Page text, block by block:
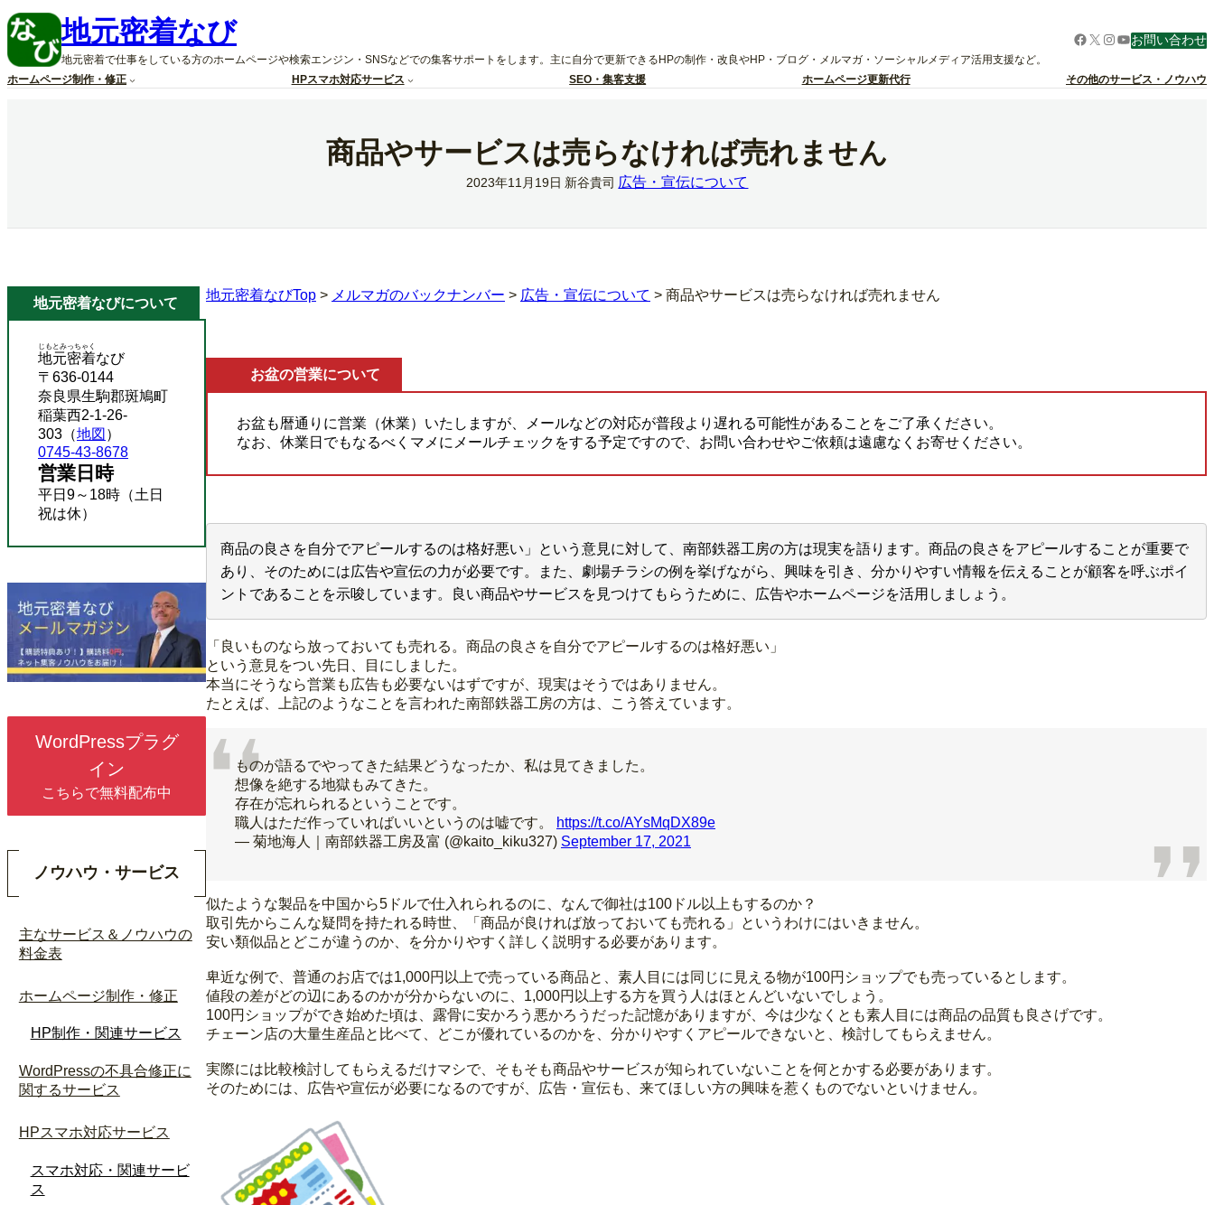
内
容
を
ス
キ
地元密着なび
地元密着で仕事をしている方のホームページや検索エンジン・SNSなどでの集客サポートをします。主に自分で更新できるHPの制作・改良やHP・ブログ・メルマガ・ソーシャルメディア活用支援など。
Facebook
X Instagram
YouTube
お問い合わせ
ホームページ制作・修正 HPスマホ対応サービス SEO・集客支援 ホームページ更新代行 その他のサービス・ノウハウ
商品やサービスは売らなければ売れません
2023年11月19日 新谷貴司 広告・宣伝について
地元密着なびTop > メルマガのバックナンバー > 広告・宣伝について > 商品やサービスは売らなければ売れません
お盆の営業について
お盆も暦通りに営業（休業）いたしますが、メールなどの対応が普段より遅れる可能性があることをご了承ください。
なお、休業日でもなるべくマメにメールチェックをする予定ですので、お問い合わせやご依頼は遠慮なくお寄せください。
商品の良さを自分でアピールするのは格好悪い」という意見に対して、南部鉄器工房の方は現実を語ります。商品の良さをアピールすることが重要で
あり、そのためには広告や宣伝の力が必要です。また、劇場チラシの例を挙げながら、興味を引き、分かりやすい情報を伝えることが顧客を呼ぶポイ
ントであることを示唆しています。良い商品やサービスを見つけてもらうために、広告やホームページを活用しましょう。
「良いものなら放っておいても売れる。商品の良さを自分でアピールするのは格好悪い」
という意見をつい先日、目にしました。
本当にそうなら営業も広告も必要ないはずですが、現実はそうではありません。
たとえば、上記のようなことを言われた南部鉄器工房の方は、こう答えています。
ものが語るでやってきた結果どうなったか、私は見てきました。
想像を絶する地獄もみてきた。
存在が忘れられるということです。
職人はただ作っていればいいというのは嘘です。
https://t.co/AYsMqDX89e
— 菊地海人｜南部鉄器工房及富 (@kaito_kiku327) September 17, 2021
似たような製品を中国から5ドルで仕入れられるのに、なんで御社は100ドル以上もするのか？
取引先からこんな疑問を持たれる時世、「商品が良ければ放っておいても売れる」というわけにはいきません。
安い類似品とどこが違うのか、を分かりやすく詳しく説明する必要があります。
卑近な例で、普通のお店では1,000円以上で売っている商品と、素人目には同じに見える物が100円ショップでも売っているとします。
値段の差がどの辺にあるのかが分からないのに、1,000円以上する方を買う人はほとんどいないでしょう。
100円ショップができ始めた頃は、露骨に安かろう悪かろうだった記憶がありますが、今は少なくとも素人目には商品の品質も良さげです。
チェーン店の大量生産品と比べて、どこが優れているのかを、分かりやすくアピールできないと、検討してもらえません。
実際には比較検討してもらえるだけマシで、そもそも商品やサービスが知られていないことを何とかする必要があります。
そのためには、広告や宣伝が必要になるのですが、広告・宣伝も、来てほしい方の興味を惹くものでないといけません。
地元密着なびについて
地元密着
じもとみっちゃく
なび
〒636-0144
奈良県生駒郡斑鳩町
稲葉西2-1-26-
303（地図 ）
0745-43-8678
営業日時
平日9～18時（土日
祝は休）
WordPressプラグ
イン
こちらで無料配布中
ノウハウ・サービス
主なサービス＆ノウハウの
料金表
ホームページ制作・修正
HP制作・関連サービス
WordPressの不具合修正に
関するサービス
HPスマホ対応サービス
スマホ対応・関連サービ
ス